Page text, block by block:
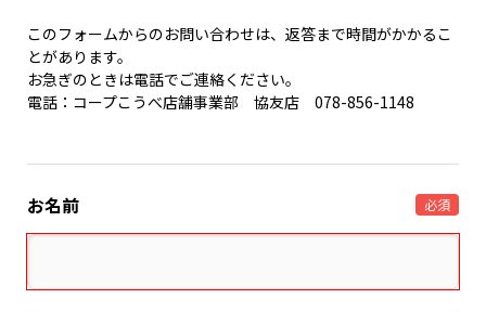
このフォームからのお問い合わせは、返答まで時間がかかるこ
とがあります。
お急ぎのときは電話でご連絡ください。
電話：コープこうべ店舗事業部 協友店 078-856-1148
お名前 必須